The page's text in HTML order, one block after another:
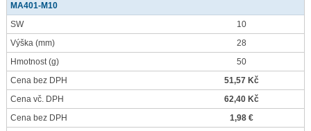
MA401-M10
SW
10
Výška (mm)
28
Hmotnost(g)
50
Cena bez DPH
51,57 Kč
Cena vč. DPH
62,40 Kč
Cena bez DPH
1,98 €